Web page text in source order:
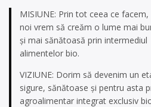
MISIUNE: Prin tot ceea ce facem,
noi vrem să creăm o lume mai
şi mai sănătoasă prin intermediul
alimentelor bio.
VIZIUNE: Dorim să devenim un
sigure, sănătoase şi pentru asta
agroalimentar integrat exclusiv